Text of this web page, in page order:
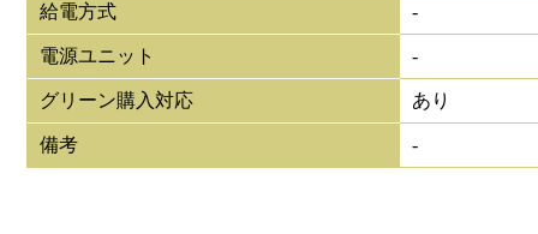
給電方式 -
電源ユニット -
グリーン購入対応 あり
備考 -